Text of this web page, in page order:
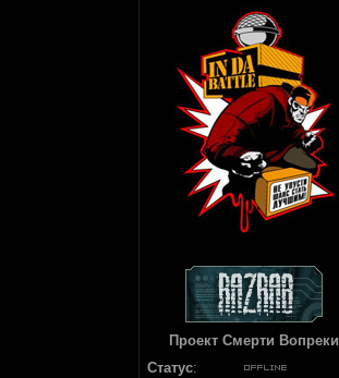
Проект Смерти Вопреки
Статус: